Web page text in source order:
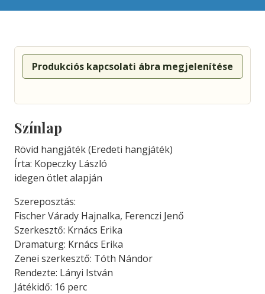
Produkciós kapcsolati ábra megjelenítése
Színlap
Rövid hangjáték (Eredeti hangjáték)
Írta: Kopeczky László
idegen ötlet alapján
Szereposztás:
Fischer Várady Hajnalka, Ferenczi Jenő
Szerkesztő: Krnács Erika
Dramaturg: Krnács Erika
Zenei szerkesztő: Tóth Nándor
Rendezte: Lányi István
Játékidő: 16 perc